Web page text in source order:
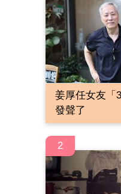
姜厚任女友「
發聲了
2